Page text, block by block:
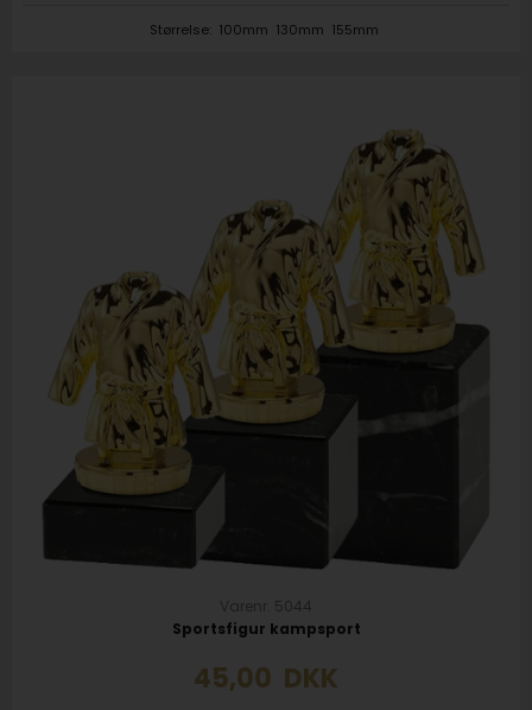
Størrelse: 100mm 130mm 155mm
Varenr. 5044
Sportsfigur kampsport
45,00 DKK